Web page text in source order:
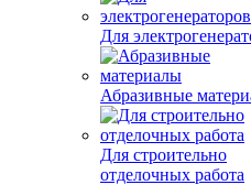
Для
Абразивные
Для строительно
отделочных работа